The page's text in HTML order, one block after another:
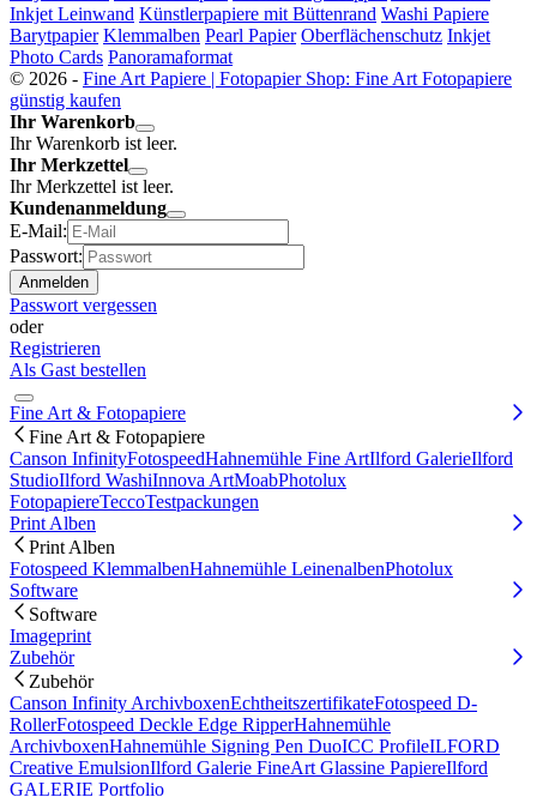
Inkjet Leinwand Künstlerpapiere mit Büttenrand Washi Papiere
Barytpapier Klemmalben Pearl Papier Oberflächenschutz Inkjet
Photo Cards Panoramaformat
© 2026 - Fine Art Papiere | Fotopapier Shop: Fine Art Fotopapiere
günstig kaufen
Ihr Warenkorb
Ihr Warenkorb ist leer.
Ihr Merkzettel
Ihr Merkzettel ist leer.
Kundenanmeldung
E-Mail:
Passwort:
Passwort vergessen
oder
Registrieren
Als Gast bestellen
Fine Art & Fotopapiere
Fine Art & Fotopapiere
Canson InfinityFotospeedHahnemühle Fine ArtIlford GalerieIlford
StudioIlford WashiInnova ArtMoabPhotolux
FotopapiereTeccoTestpackungen
Print Alben
Print Alben
Fotospeed KlemmalbenHahnemühle LeinenalbenPhotolux
Software
Software
Imageprint
Zubehör
Zubehör
Canson Infinity ArchivboxenEchtheitszertifikateFotospeed D-
RollerFotospeed Deckle Edge RipperHahnemühle
ArchivboxenHahnemühle Signing Pen DuoICC ProfileILFORD
Creative EmulsionIlford Galerie FineArt Glassine PapiereIlford
GALERIE Portfolio